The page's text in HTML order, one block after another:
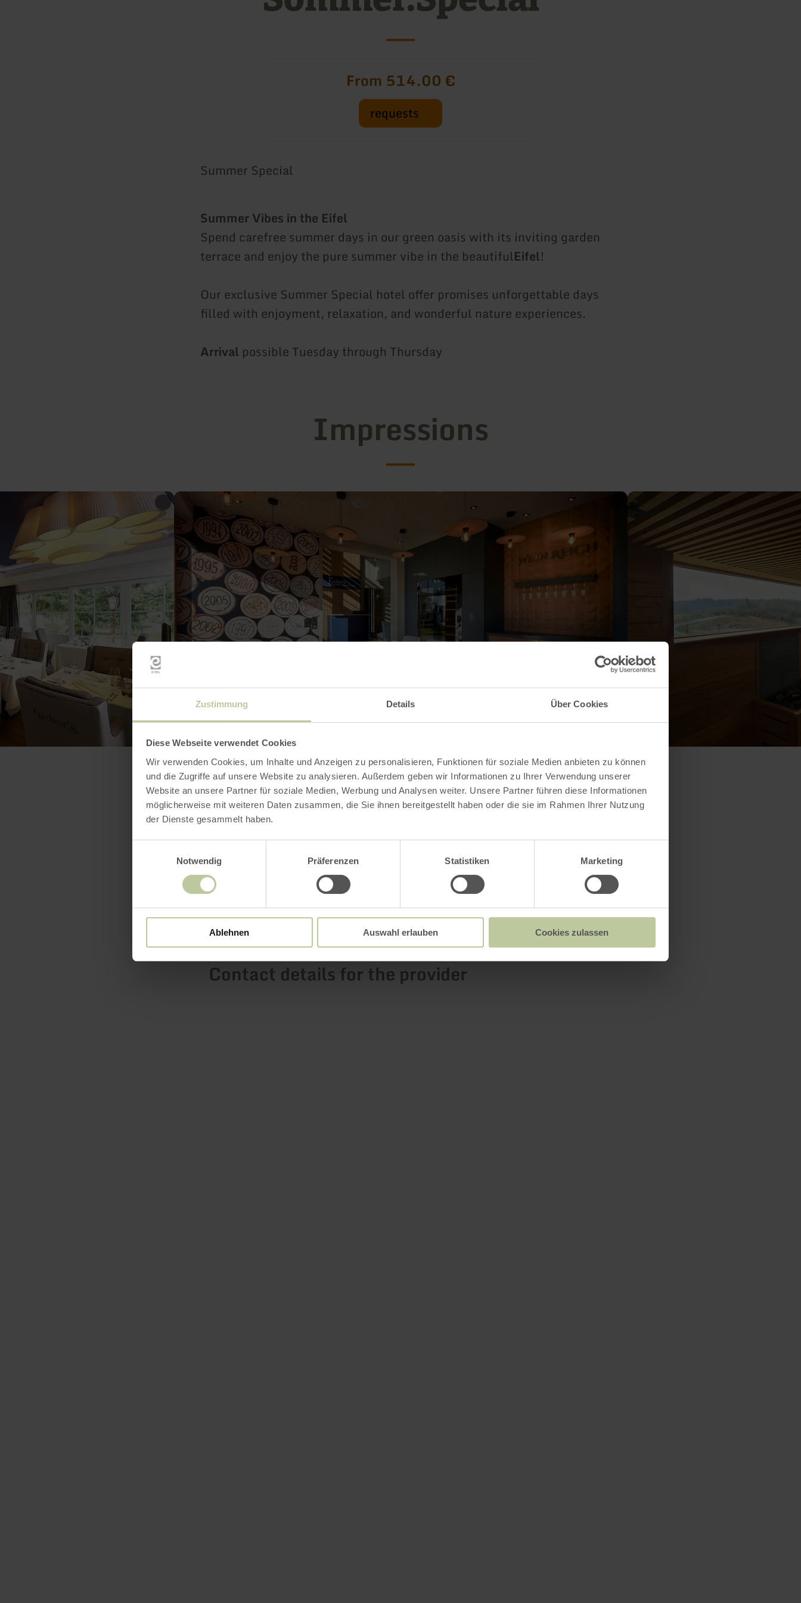
Zustimmung Details Über Cookies
Diese Webseite verwendet Cookies
Wir verwenden Cookies, um Inhalte und Anzeigen zu personalisieren, Funktionen für soziale Medien anbieten zu können
und die Zugriffe auf unsere Website zu analysieren. Außerdem geben wir Informationen zu Ihrer Verwendung unserer
Website an unsere Partner für soziale Medien, Werbung und Analysen weiter. Unsere Partner führen diese Informationen
möglicherweise mit weiteren Daten zusammen, die Sie ihnen bereitgestellt haben oder die sie im Rahmen Ihrer Nutzung
der Dienste gesammelt haben.
Notwendig
Präferenzen Statistiken Marketing
Ablehnen Auswahl erlauben Cookies zulassen
From 514.00 €
requests
Summer Special
Summer Vibes in the Eifel
Spend carefree summer days in our green oasis with its inviting garden
terrace and enjoy the pure summer vibe in the beautifulEifel!
Our exclusive Summer Special hotel offer promises unforgettable days
filled with enjoyment, relaxation, and wonderful nature experiences.
Arrival possible Tuesday through Thursday
Impressions
Further information
Prices
Dates
Contact details for the provider